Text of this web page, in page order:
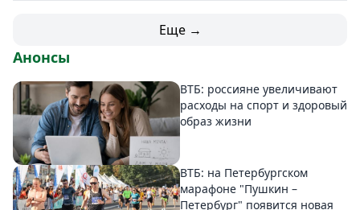
Еще →
Анонсы
ВТБ: россияне увеличивают
расходы на спорт и здоровый
образ жизни
ВТБ: на Петербургском
марафоне "Пушкин –
Петербург" появится новая